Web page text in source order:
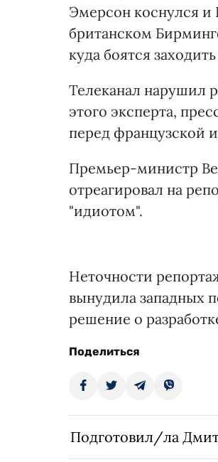
Эмерсон коснулся и
британском
куда боятся
Телеканал нарушил
этого эксперта,
перед французской
Премьер-министр
отреагировал на
"идиотом".
Неточности
вынудила западных
решение о
Поделиться
Подготовил/ла